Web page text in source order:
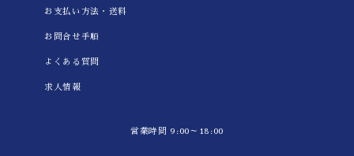
お支払い方法・送料
お問合せ手順
よくある質問
求人情報
営業時間 9:00～18:00